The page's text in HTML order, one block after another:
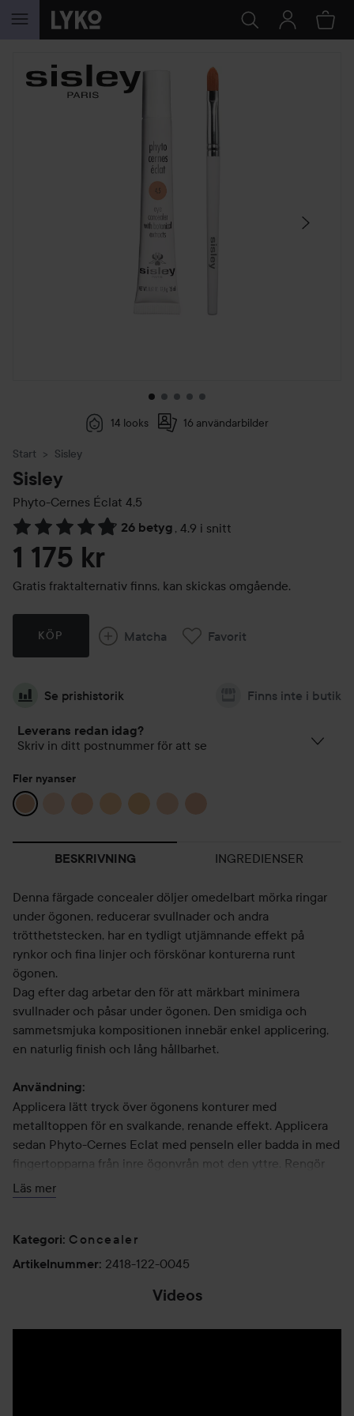
HOPPA TILL INNEHÅLLET
HOPPA ÖVER SEKTIONEN
14 looks 16 användarbilder
Start Sisley
Sisley
Phyto-Cernes Éclat 4,5
26 betyg , 4.9 i snitt
Hoppa till Betyg & kommentarer
1 175 kr
Gratis fraktalternativ finns, kan skickas omgående.
KÖP Matcha Favorit
Se prishistorik Finns inte i butik
Leverans redan idag?
Skriv in ditt postnummer för att se
Fler nyanser
BESKRIVNING INGREDIENSER
Denna färgade concealer döljer omedelbart mörka ringar
under ögonen, reducerar svullnader och andra
trötthetstecken, har en tydligt utjämnande effekt på
rynkor och fina linjer och förskönar konturerna runt
ögonen.
Dag efter dag arbetar den för att märkbart minimera
svullnader och påsar under ögonen. Den smidiga och
sammetsmjuka kompositionen innebär enkel applicering,
en naturlig finish och lång hållbarhet.
Användning:
Applicera lätt tryck över ögonens konturer med
metalltoppen för en svalkande, renande effekt. Applicera
sedan Phyto-Cernes Eclat med penseln eller badda in med
fingertopparna från inre ögonvrån mot den yttre. Rengör
penseln regelbundet med tvål och vatten.
Läs mer
Kategori: Concealer
Artikelnummer: 2418-122-0045
Videos